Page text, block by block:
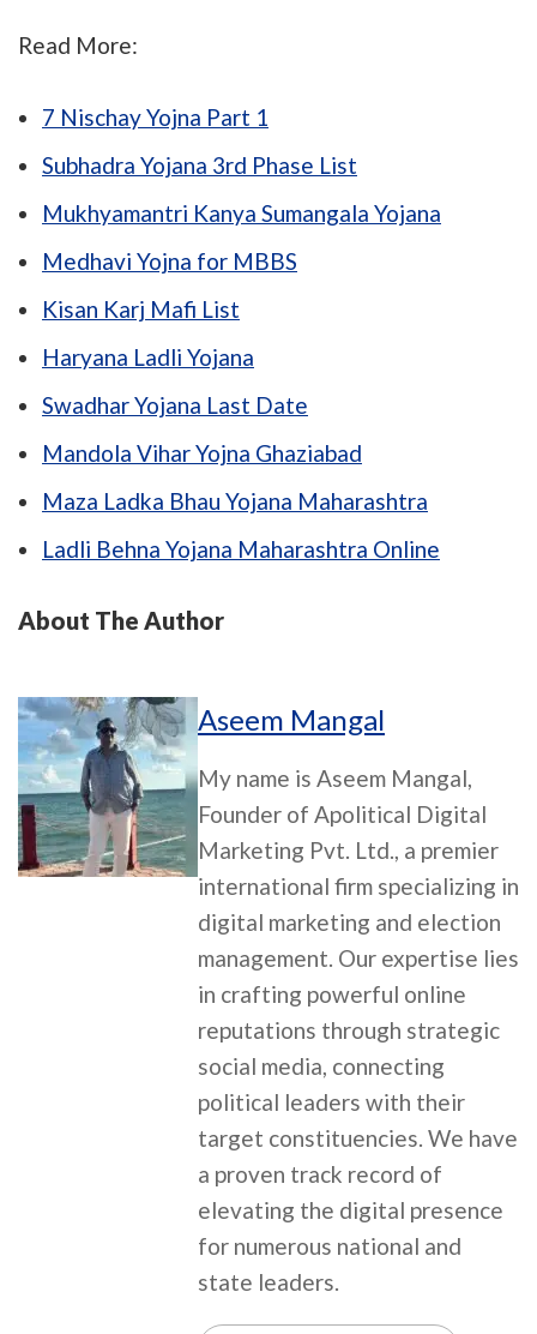
Read More:
7 Nischay Yojna Part 1
Subhadra Yojana 3rd Phase List
Mukhyamantri Kanya Sumangala Yojana
Medhavi Yojna for MBBS
Kisan Karj Mafi List
Haryana Ladli Yojana
Swadhar Yojana Last Date
Mandola Vihar Yojna Ghaziabad
Maza Ladka Bhau Yojana Maharashtra
Ladli Behna Yojana Maharashtra Online
About The Author
Aseem Mangal
My name is Aseem Mangal,
Founder of Apolitical Digital
Marketing Pvt. Ltd., a premier
international firm specializing in
digital marketing and election
management. Our expertise lies
in crafting powerful online
reputations through strategic
social media, connecting
political leaders with their
target constituencies. We have
a proven track record of
elevating the digital presence
for numerous national and
state leaders.